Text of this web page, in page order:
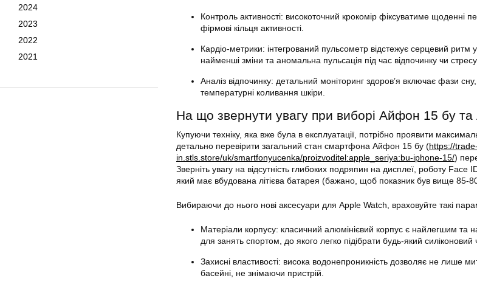
2024
2023
2022
2021
Контроль активності: високоточний крокомір фіксуватиме щоденні
фірмові кільця активності.
Кардіо-метрики: інтегрований пульсометр відстежує серцевий ритм
найменші зміни та аномальна пульсація під час відпочинку чи стресу.
Аналіз відпочинку: детальний моніторинг здоров’я включає фази
температурні коливання шкіри.
На що звернути увагу при виборі Айфон 15 бу
Купуючи техніку, яка вже була в експлуатації, потрібно проявити
детально перевірити загальний стан смартфона Айфон 15 бу (https://trade-
in.stls.store/uk/smartfonyucenka/proizvoditel:apple_seriya:bu-iphone-15/)
Зверніть увагу на відсутність глибоких подряпин на дисплеї, роботу Face
який має вбудована літієва батарея (бажано, щоб показник був вище 85-
Вибираючи до нього нові аксесуари для Apple Watch, враховуйте такі
Матеріали корпусу: класичний алюмінієвий корпус є найлегшим та
для занять спортом, до якого легко підібрати будь-який
Захисні властивості: висока водонепроникність дозволяє не лише
басейні, не знімаючи пристрій.